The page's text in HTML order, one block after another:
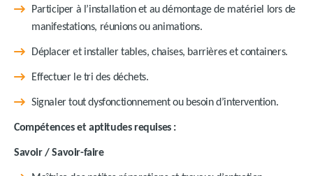
Participer à l’installation et au démontage de matériel lors de
manifestations, réunions ou animations.
Déplacer et installer tables, chaises, barrières et containers.
Effectuer le tri des déchets.
Signaler tout dysfonctionnement ou besoin d’intervention.
Compétences et aptitudes requises :
Savoir / Savoir-faire